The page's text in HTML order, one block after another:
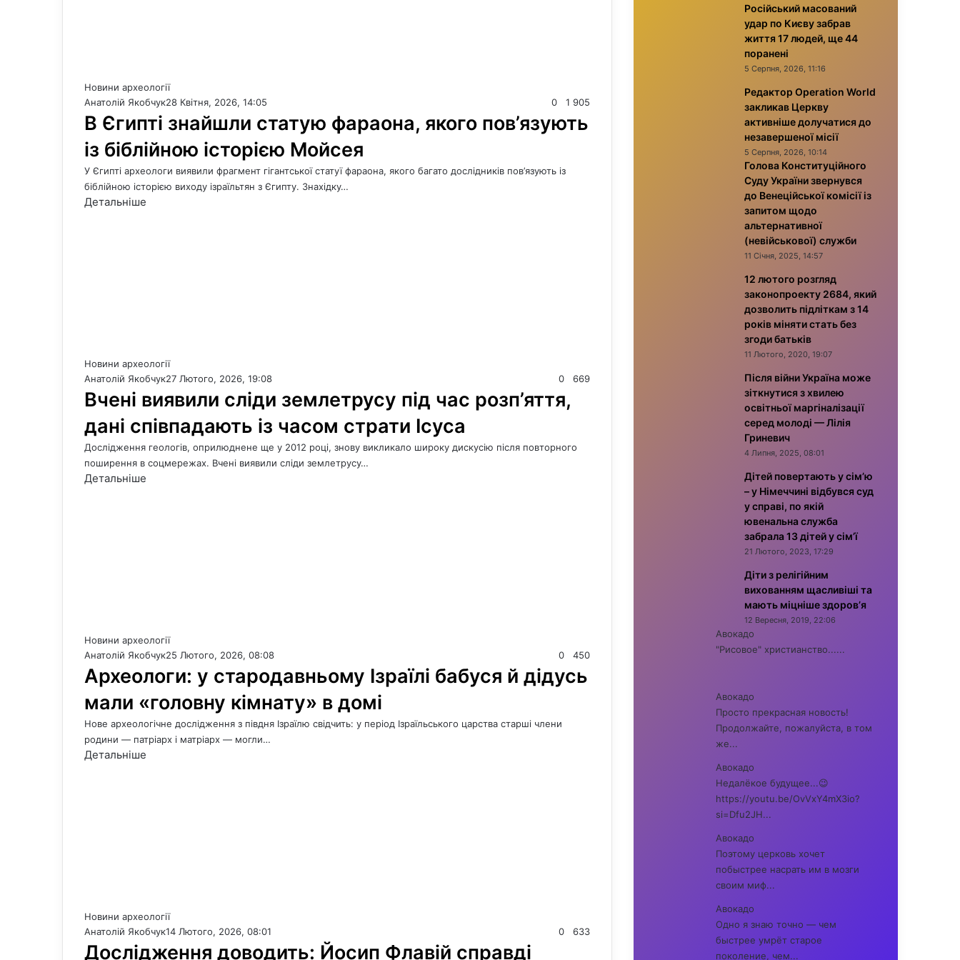
Новини археології
Анатолій Якобчук28 Квітня, 2026, 14:05 0 1 905
В Єгипті знайшли статую фараона, якого пов’язують
із біблійною історією Мойсея
У Єгипті археологи виявили фрагмент гігантської статуї фараона, якого багато дослідників пов’язують із
біблійною історією виходу ізраїльтян з Єгипту. Знахідку…
Детальніше
Новини археології
Анатолій Якобчук27 Лютого, 2026, 19:08 0 669
Вчені виявили сліди землетрусу під час розп’яття,
дані співпадають із часом страти Ісуса
Дослідження геологів, оприлюднене ще у 2012 році, знову викликало широку дискусію після повторного
поширення в соцмережах. Вчені виявили сліди землетрусу…
Детальніше
Новини археології
Анатолій Якобчук25 Лютого, 2026, 08:08 0 450
Археологи: у стародавньому Ізраїлі бабуся й дідусь
мали «головну кімнату» в домі
Нове археологічне дослідження з півдня Ізраїлю свідчить: у період Ізраїльського царства старші члени
родини — патріарх і матріарх — могли…
Детальніше
Новини археології
Анатолій Якобчук14 Лютого, 2026, 08:01 0 633
Дослідження доводить: Йосип Флавій справді
Російський масований
удар по Києву забрав
життя 17 людей, ще 44
поранені
5 Серпня, 2026, 11:16
Редактор Operation World
закликав Церкву
активніше долучатися до
незавершеної місії
5 Серпня, 2026, 10:14
Голова Конституційного
Суду України звернувся
до Венеційської комісії із
запитом щодо
альтернативної
(невійськової) служби
11 Січня, 2025, 14:57
12 лютого розгляд
законопроекту 2684, який
дозволить підліткам з 14
років міняти стать без
згоди батьків
11 Лютого, 2020, 19:07
Після війни Україна може
зіткнутися з хвилею
освітньої маргіналізації
серед молоді — Лілія
Гриневич
4 Липня, 2025, 08:01
Дітей повертають у сім’ю
– у Німеччині відбувся суд
у справі, по якій
ювенальна служба
забрала 13 дітей у сім’ї
21 Лютого, 2023, 17:29
Діти з релігійним
вихованням щасливіші та
мають міцніше здоров’я
12 Вересня, 2019, 22:06
Авокадо
"Рисовое" христианство......
Авокадо
Просто прекрасная новость!
Продолжайте, пожалуйста, в том
же...
Авокадо
Недалёкое будущее...😉
https://youtu.be/OvVxY4mX3io?
si=Dfu2JH...
Авокадо
Поэтому церковь хочет
побыстрее насрать им в мозги
своим миф...
Авокадо
Одно я знаю точно — чем
быстрее умрёт старое
поколение, чем...